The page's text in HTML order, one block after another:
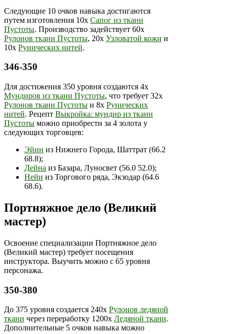
Следующие 10 очков навыка достигаются
путем изготовления 10х Сапог из ткани
Пустоты. Производство задействует 60х
Рулонов ткани Пустоты, 20х Узловатой кожи и
10х Рунических нитей.
346-350
Для достижения 350 уровня создаются 4х
Мундиров из ткани Пустоты, что требует 32х
Рулонов ткани Пустоты и 8х Рунических
нитей. Рецепт Выкройка: мундир из ткани
Пустоты можно приобрести за 4 золота у
следующих торговцев:
Эйин из Нижнего Города, Шаттрат (66.2
68.8);
Дейна из Базара, Луносвет (56.0 52.0);
Нейи из Торгового ряда, Экзодар (64.6
68.6).
Портняжное дело (Великий
мастер)
Освоение специализации Портняжное дело
(Великий мастер) требует посещения
инструктора. Выучить можно с 65 уровня
персонажа.
350-380
До 375 уровня создается 240х Рулонов ледяной
ткани через переработку 1200х Ледяной ткани.
Дополнительные 5 очков навыка можно